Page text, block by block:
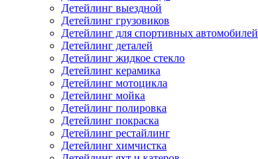
Детейлинг выездной
Детейлинг грузовиков
Детейлинг для спортивных автомобилей
Детейлинг деталей
Детейлинг жидкое стекло
Детейлинг керамика
Детейлинг мотоцикла
Детейлинг мойка
Детейлинг полировка
Детейлинг покраска
Детейлинг рестайлинг
Детейлинг химчистка